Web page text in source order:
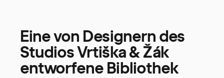
Einevon Designern des
StudiosVrtiška&Žák
entworfene Bibliothek